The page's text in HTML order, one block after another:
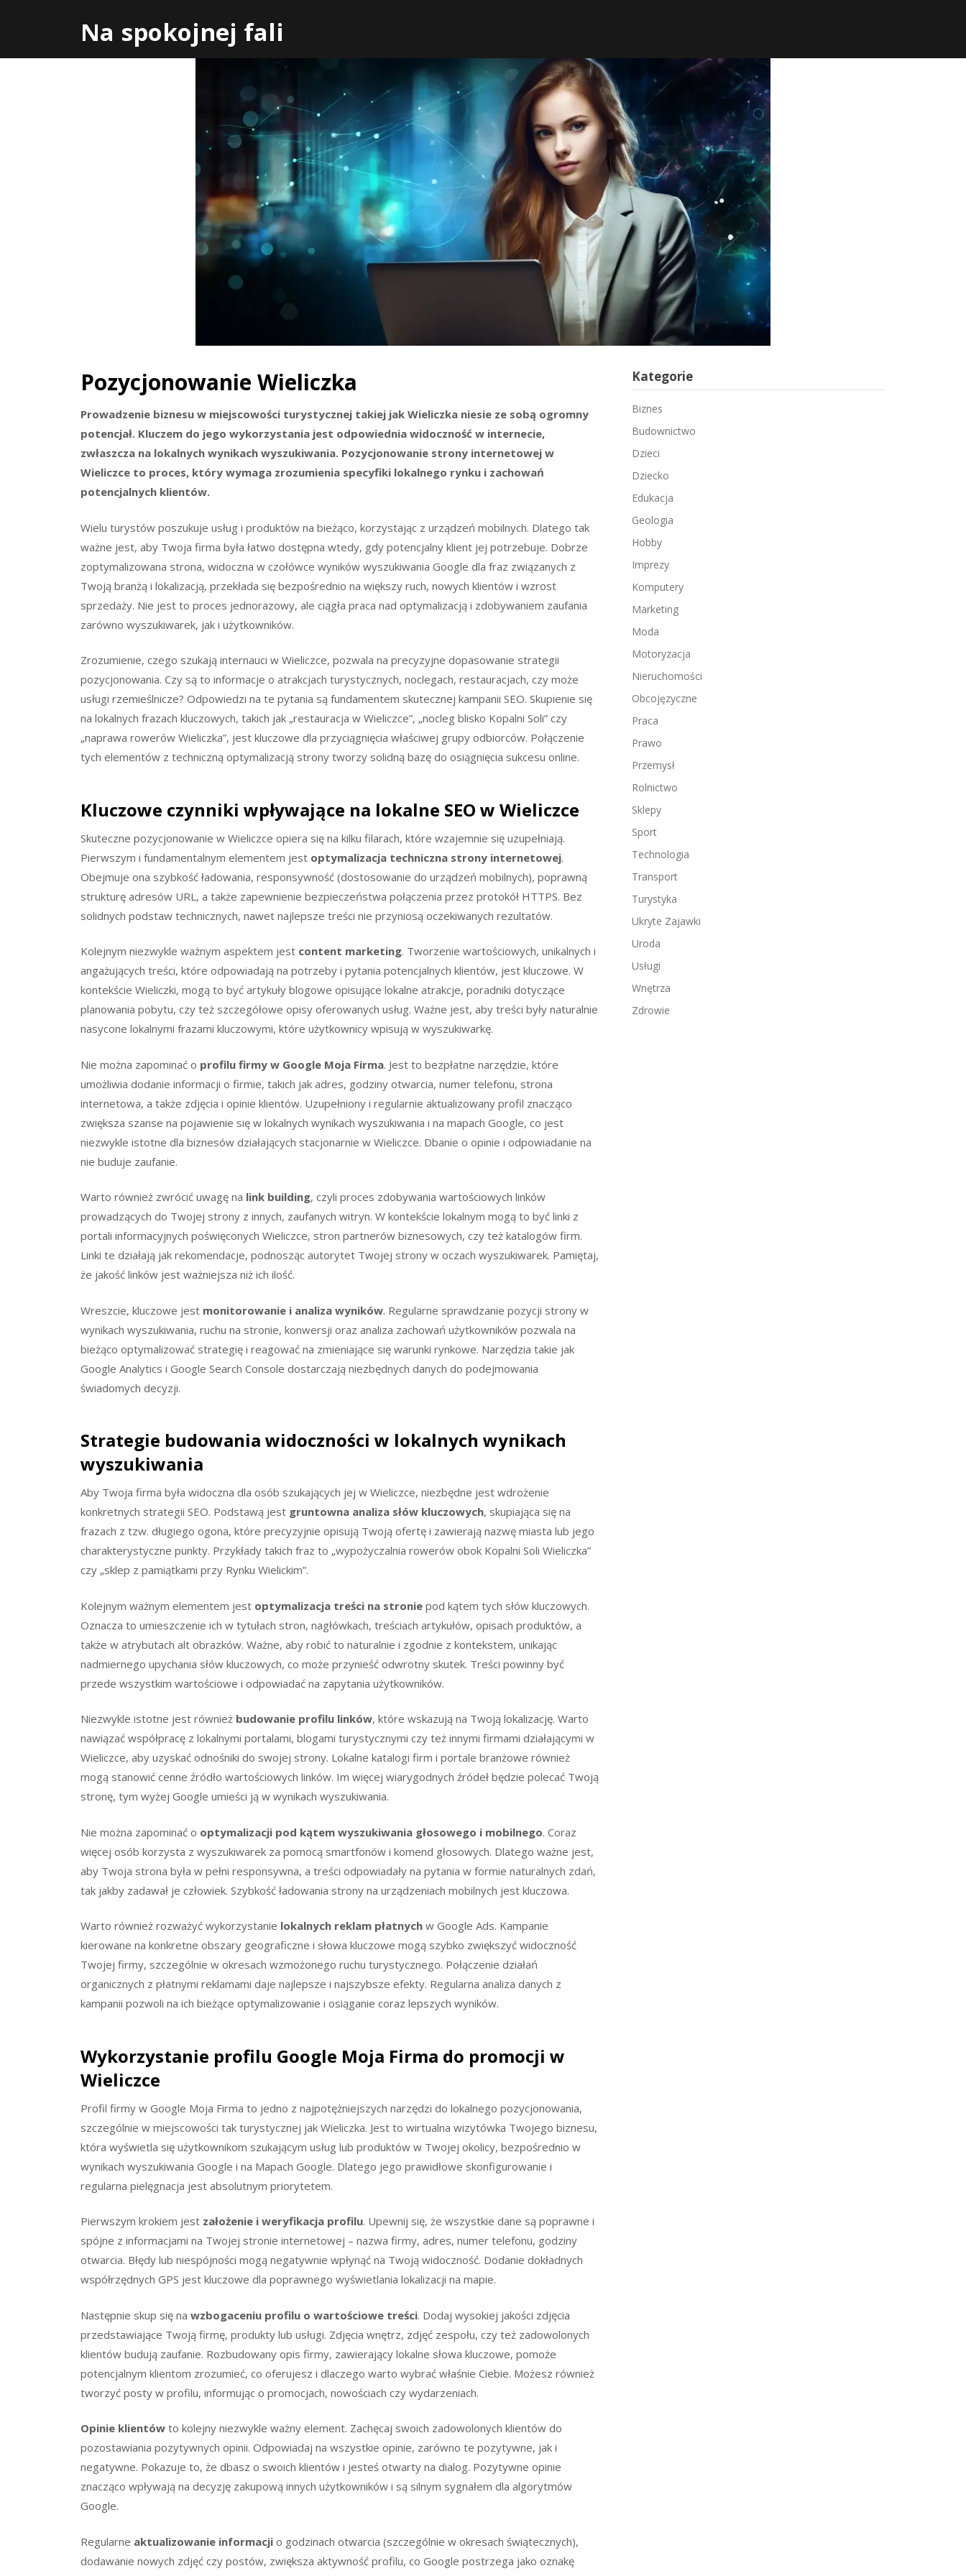
Na spokojnej fali
Pozycjonowanie Wieliczka
Prowadzenie biznesu w miejscowości turystycznej takiej jak Wieliczka niesie ze sobą ogromny
potencjał. Kluczem do jego wykorzystania jest odpowiednia widoczność w internecie,
zwłaszcza na lokalnych wynikach wyszukiwania. Pozycjonowanie strony internetowej w
Wieliczce to proces, który wymaga zrozumienia specyfiki lokalnego rynku i zachowań
potencjalnych klientów.
Wielu turystów poszukuje usług i produktów na bieżąco, korzystając z urządzeń mobilnych. Dlatego tak
ważne jest, aby Twoja firma była łatwo dostępna wtedy, gdy potencjalny klient jej potrzebuje. Dobrze
zoptymalizowana strona, widoczna w czołówce wyników wyszukiwania Google dla fraz związanych z
Twoją branżą i lokalizacją, przekłada się bezpośrednio na większy ruch, nowych klientów i wzrost
sprzedaży. Nie jest to proces jednorazowy, ale ciągła praca nad optymalizacją i zdobywaniem zaufania
zarówno wyszukiwarek, jak i użytkowników.
Zrozumienie, czego szukają internauci w Wieliczce, pozwala na precyzyjne dopasowanie strategii
pozycjonowania. Czy są to informacje o atrakcjach turystycznych, noclegach, restauracjach, czy może
usługi rzemieślnicze? Odpowiedzi na te pytania są fundamentem skutecznej kampanii SEO. Skupienie się
na lokalnych frazach kluczowych, takich jak „restauracja w Wieliczce”, „nocleg blisko Kopalni Soli” czy
„naprawa rowerów Wieliczka”, jest kluczowe dla przyciągnięcia właściwej grupy odbiorców. Połączenie
tych elementów z techniczną optymalizacją strony tworzy solidną bazę do osiągnięcia sukcesu online.
Kluczowe czynniki wpływające na lokalne SEO w Wieliczce
Skuteczne pozycjonowanie w Wieliczce opiera się na kilku filarach, które wzajemnie się uzupełniają.
Pierwszym i fundamentalnym elementem jest optymalizacja techniczna strony internetowej.
Obejmuje ona szybkość ładowania, responsywność (dostosowanie do urządzeń mobilnych), poprawną
strukturę adresów URL, a także zapewnienie bezpieczeństwa połączenia przez protokół HTTPS. Bez
solidnych podstaw technicznych, nawet najlepsze treści nie przyniosą oczekiwanych rezultatów.
Kolejnym niezwykle ważnym aspektem jest content marketing. Tworzenie wartościowych, unikalnych i
angażujących treści, które odpowiadają na potrzeby i pytania potencjalnych klientów, jest kluczowe. W
kontekście Wieliczki, mogą to być artykuły blogowe opisujące lokalne atrakcje, poradniki dotyczące
planowania pobytu, czy też szczegółowe opisy oferowanych usług. Ważne jest, aby treści były naturalnie
nasycone lokalnymi frazami kluczowymi, które użytkownicy wpisują w wyszukiwarkę.
Nie można zapominać o profilu firmy w Google Moja Firma. Jest to bezpłatne narzędzie, które
umożliwia dodanie informacji o firmie, takich jak adres, godziny otwarcia, numer telefonu, strona
internetowa, a także zdjęcia i opinie klientów. Uzupełniony i regularnie aktualizowany profil znacząco
zwiększa szanse na pojawienie się w lokalnych wynikach wyszukiwania i na mapach Google, co jest
niezwykle istotne dla biznesów działających stacjonarnie w Wieliczce. Dbanie o opinie i odpowiadanie na
nie buduje zaufanie.
Warto również zwrócić uwagę na link building, czyli proces zdobywania wartościowych linków
prowadzących do Twojej strony z innych, zaufanych witryn. W kontekście lokalnym mogą to być linki z
portali informacyjnych poświęconych Wieliczce, stron partnerów biznesowych, czy też katalogów firm.
Linki te działają jak rekomendacje, podnosząc autorytet Twojej strony w oczach wyszukiwarek. Pamiętaj,
że jakość linków jest ważniejsza niż ich ilość.
Wreszcie, kluczowe jest monitorowanie i analiza wyników. Regularne sprawdzanie pozycji strony w
wynikach wyszukiwania, ruchu na stronie, konwersji oraz analiza zachowań użytkowników pozwala na
bieżąco optymalizować strategię i reagować na zmieniające się warunki rynkowe. Narzędzia takie jak
Google Analytics i Google Search Console dostarczają niezbędnych danych do podejmowania
świadomych decyzji.
Strategie budowania widoczności w lokalnych wynikach
wyszukiwania
Aby Twoja firma była widoczna dla osób szukających jej w Wieliczce, niezbędne jest wdrożenie
konkretnych strategii SEO. Podstawą jest gruntowna analiza słów kluczowych, skupiająca się na
frazach z tzw. długiego ogona, które precyzyjnie opisują Twoją ofertę i zawierają nazwę miasta lub jego
charakterystyczne punkty. Przykłady takich fraz to „wypożyczalnia rowerów obok Kopalni Soli Wieliczka”
czy „sklep z pamiątkami przy Rynku Wielickim”.
Kolejnym ważnym elementem jest optymalizacja treści na stronie pod kątem tych słów kluczowych.
Oznacza to umieszczenie ich w tytułach stron, nagłówkach, treściach artykułów, opisach produktów, a
także w atrybutach alt obrazków. Ważne, aby robić to naturalnie i zgodnie z kontekstem, unikając
nadmiernego upychania słów kluczowych, co może przynieść odwrotny skutek. Treści powinny być
przede wszystkim wartościowe i odpowiadać na zapytania użytkowników.
Niezwykle istotne jest również budowanie profilu linków, które wskazują na Twoją lokalizację. Warto
nawiązać współpracę z lokalnymi portalami, blogami turystycznymi czy też innymi firmami działającymi w
Wieliczce, aby uzyskać odnośniki do swojej strony. Lokalne katalogi firm i portale branżowe również
mogą stanowić cenne źródło wartościowych linków. Im więcej wiarygodnych źródeł będzie polecać Twoją
stronę, tym wyżej Google umieści ją w wynikach wyszukiwania.
Nie można zapominać o optymalizacji pod kątem wyszukiwania głosowego i mobilnego. Coraz
więcej osób korzysta z wyszukiwarek za pomocą smartfonów i komend głosowych. Dlatego ważne jest,
aby Twoja strona była w pełni responsywna, a treści odpowiadały na pytania w formie naturalnych zdań,
tak jakby zadawał je człowiek. Szybkość ładowania strony na urządzeniach mobilnych jest kluczowa.
Warto również rozważyć wykorzystanie lokalnych reklam płatnych w Google Ads. Kampanie
kierowane na konkretne obszary geograficzne i słowa kluczowe mogą szybko zwiększyć widoczność
Twojej firmy, szczególnie w okresach wzmożonego ruchu turystycznego. Połączenie działań
organicznych z płatnymi reklamami daje najlepsze i najszybsze efekty. Regularna analiza danych z
kampanii pozwoli na ich bieżące optymalizowanie i osiąganie coraz lepszych wyników.
Wykorzystanie profilu Google Moja Firma do promocji w
Wieliczce
Profil firmy w Google Moja Firma to jedno z najpotężniejszych narzędzi do lokalnego pozycjonowania,
szczególnie w miejscowości tak turystycznej jak Wieliczka. Jest to wirtualna wizytówka Twojego biznesu,
która wyświetla się użytkownikom szukającym usług lub produktów w Twojej okolicy, bezpośrednio w
wynikach wyszukiwania Google i na Mapach Google. Dlatego jego prawidłowe skonfigurowanie i
regularna pielęgnacja jest absolutnym priorytetem.
Pierwszym krokiem jest założenie i weryfikacja profilu. Upewnij się, że wszystkie dane są poprawne i
spójne z informacjami na Twojej stronie internetowej – nazwa firmy, adres, numer telefonu, godziny
otwarcia. Błędy lub niespójności mogą negatywnie wpłynąć na Twoją widoczność. Dodanie dokładnych
współrzędnych GPS jest kluczowe dla poprawnego wyświetlania lokalizacji na mapie.
Następnie skup się na wzbogaceniu profilu o wartościowe treści. Dodaj wysokiej jakości zdjęcia
przedstawiające Twoją firmę, produkty lub usługi. Zdjęcia wnętrz, zdjęć zespołu, czy też zadowolonych
klientów budują zaufanie. Rozbudowany opis firmy, zawierający lokalne słowa kluczowe, pomoże
potencjalnym klientom zrozumieć, co oferujesz i dlaczego warto wybrać właśnie Ciebie. Możesz również
tworzyć posty w profilu, informując o promocjach, nowościach czy wydarzeniach.
Opinie klientów to kolejny niezwykle ważny element. Zachęcaj swoich zadowolonych klientów do
pozostawiania pozytywnych opinii. Odpowiadaj na wszystkie opinie, zarówno te pozytywne, jak i
negatywne. Pokazuje to, że dbasz o swoich klientów i jesteś otwarty na dialog. Pozytywne opinie
znacząco wpływają na decyzję zakupową innych użytkowników i są silnym sygnałem dla algorytmów
Google.
Regularne aktualizowanie informacji o godzinach otwarcia (szczególnie w okresach świątecznych),
dodawanie nowych zdjęć czy postów, zwiększa aktywność profilu, co Google postrzega jako oznakę
Kategorie
Biznes
Budownictwo
Dzieci
Dziecko
Edukacja
Geologia
Hobby
Imprezy
Komputery
Marketing
Moda
Motoryzacja
Nieruchomości
Obcojęzyczne
Praca
Prawo
Przemysł
Rolnictwo
Sklepy
Sport
Technologia
Transport
Turystyka
Ukryte Zajawki
Uroda
Usługi
Wnętrza
Zdrowie